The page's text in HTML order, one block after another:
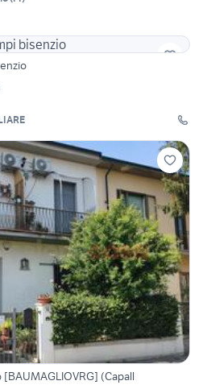
(Capall